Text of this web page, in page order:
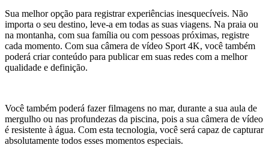
Sua melhor opção para registrar experiências inesquecíveis. Não
importa o seu destino, leve-a em todas as suas viagens. Na praia ou
na montanha, com sua família ou com pessoas próximas, registre
cada momento. Com sua câmera de vídeo Sport 4K, você também
poderá criar conteúdo para publicar em suas redes com a melhor
qualidade e definição.
Você também poderá fazer filmagens no mar, durante a sua aula de
mergulho ou nas profundezas da piscina, pois a sua câmera de vídeo
é resistente à água. Com esta tecnologia, você será capaz de capturar
absolutamente todos esses momentos especiais.